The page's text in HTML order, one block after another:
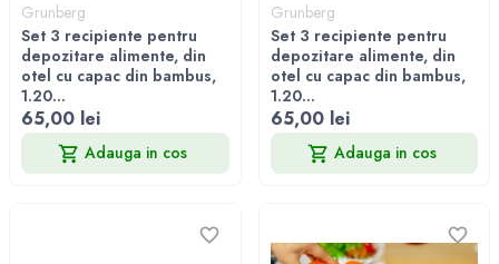
Grunberg
Set 3 recipiente pentru
depozitare alimente, din
otel cu capac din bambus,
1.20...
65,00 lei
Adauga in cos
Grunberg
Set 3 recipiente pentru
depozitare alimente, din
otel cu capac din bambus,
1.20...
65,00 lei
Adauga in cos